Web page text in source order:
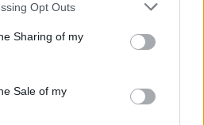
app uses one or more Google
behaviour. You may click to
and its third-party tags to
purposes in below Google
Opt Outs
Sharing of my
Sale of my